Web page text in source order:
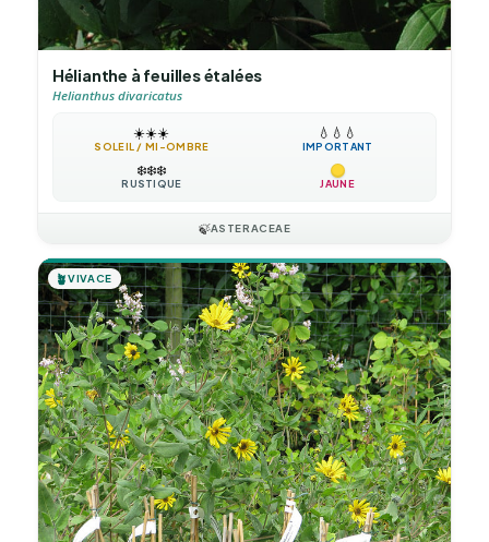
Hélianthe à feuilles étalées
Helianthus divaricatus
☀️☀️☀️
SOLEIL / MI-OMBRE
💧 💧 💧
IMPORTANT
❄️❄️❄️
RUSTIQUE JAUNE
🍃ASTERACEAE
🪴VIVACE